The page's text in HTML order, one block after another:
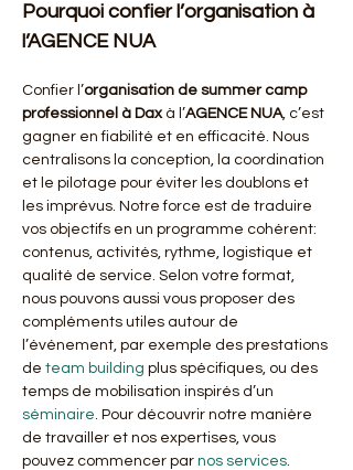
Pourquoi confier l’organisation à
l’AGENCE NUA
Confier l’organisation de summer camp
professionnel à Dax à l’AGENCE NUA, c’est
gagner en fiabilité et en efficacité. Nous
centralisons la conception, la coordination
et le pilotage pour éviter les doublons et
les imprévus. Notre force est de traduire
vos objectifs en un programme cohérent:
contenus, activités, rythme, logistique et
qualité de service. Selon votre format,
nous pouvons aussi vous proposer des
compléments utiles autour de
l’événement, par exemple des prestations
de team building plus spécifiques, ou des
temps de mobilisation inspirés d’un
séminaire. Pour découvrir notre manière
de travailler et nos expertises, vous
pouvez commencer par nos services.